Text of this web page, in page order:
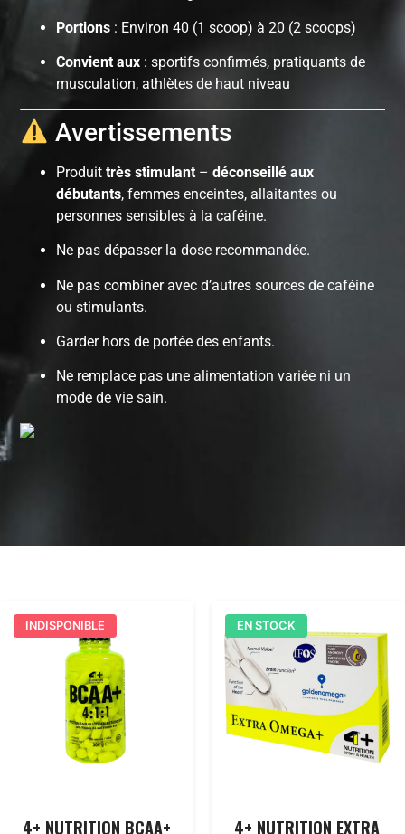
Portions : Environ 40 (1 scoop) à 20 (2 scoops)
Convient aux : sportifs confirmés, pratiquants de
musculation, athlètes de haut niveau
Avertissements
Produittrès stimulant –déconseillé aux
débutants, femmes enceintes, allaitantes ou
personnes sensibles à la caféine.
Ne pas dépasser la dose recommandée.
Ne pas combiner avec d’autres sources de caféine
ou stimulants.
Garder hors de portée des enfants.
Ne remplace pas une alimentation variée ni un
mode de vie sain.
INDISPONIBLE
4+ NUTRITION BCAA+
EN STOCK
4+ NUTRITION EXTRA